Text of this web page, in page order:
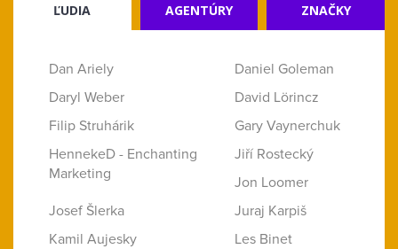
ĽUDIA AGENTÚRY ZNAČKY
Dan Ariely
Daniel Goleman
Daryl Weber
David Lörincz
Filip Struhárik
Gary Vaynerchuk
HennekeD - Enchanting
Marketing
Jiří Rostecký
Jon Loomer
Josef Šlerka
Juraj Karpiš
Kamil Aujesky
Les Binet